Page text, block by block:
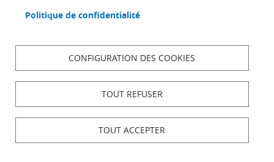
Politique de confidentialité
CONFIGURATION DES COOKIES
TOUT REFUSER
TOUT ACCEPTER
page
CONTACT
DONNÉES PERSONNELLES
ACCESSIBILITÉ : NON CONFORME
S'IDENTIFIER